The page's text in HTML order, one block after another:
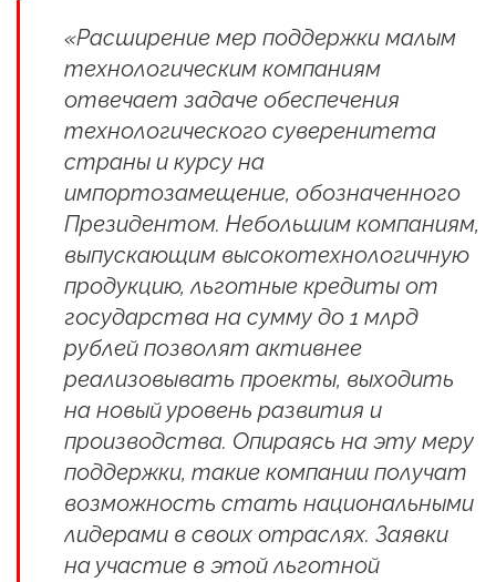
«Расширение мер поддержки малым
технологическим компаниям
отвечает задаче обеспечения
технологического суверенитета
страны и курсу на
импортозамещение, обозначенного
Президентом. Небольшим компаниям,
выпускающим высокотехнологичную
продукцию, льготные кредиты от
государства на сумму до 1 млрд
рублей позволят активнее
реализовывать проекты, выходить
на новый уровень развития и
производства. Опираясь на эту меру
поддержки, такие компании получат
возможность стать национальными
лидерами в своих отраслях. Заявки
на участие в этой льготной